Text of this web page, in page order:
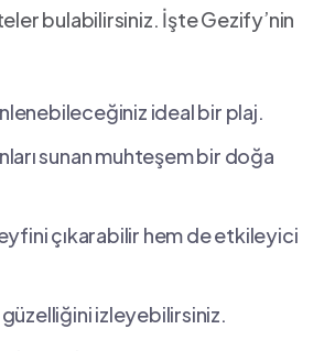
​bulabilirsiniz. İşte Gezify’nin
ideal bir plaj.
⁢sunan muhteşem bir doğa
çıkarabilir hem de etkileyici
izleyebilirsiniz.